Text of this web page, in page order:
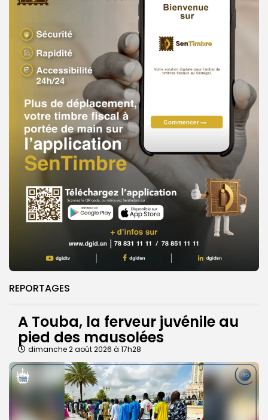
REPORTAGES
A Touba, la ferveur juvénile au
pied des mausolées
dimanche 2 août 2026 à 17h28